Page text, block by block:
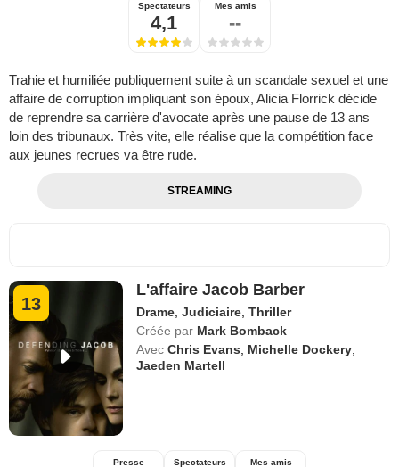
Spectateurs
4,1
Mes amis
--
Trahie et humiliée publiquement suite à un scandale sexuel et une
affaire de corruption impliquant son époux, Alicia Florrick décide
de reprendre sa carrière d'avocate après une pause de 13 ans
loin des tribunaux. Très vite, elle réalise que la compétition face
aux jeunes recrues va être rude.
STREAMING
13
L'affaire Jacob Barber
Drame,Judiciaire,Thriller
Créée par Mark Bomback
Avec Chris Evans, Michelle Dockery,
Jaeden Martell
Presse Spectateurs Mes amis